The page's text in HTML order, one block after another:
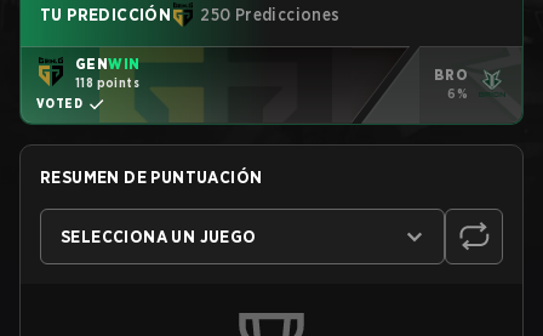
TU PREDICCIÓN 250 Predicciones
GENWIN
118 points
VOTED
BRO
6%
RESUMEN DE PUNTUACIÓN
SELECCIONA UN JUEGO